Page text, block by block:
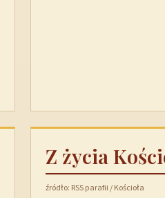
Z życia
źródło: RSS parafii / Kościoła